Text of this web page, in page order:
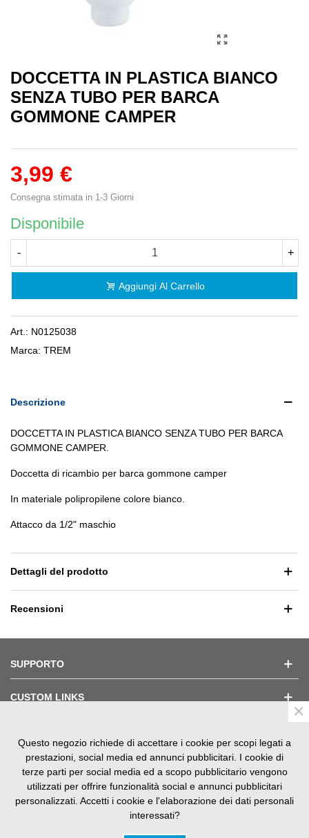
DOCCETTA IN PLASTICA BIANCO
SENZA TUBO PER BARCA
GOMMONE CAMPER
3,99 €
Consegna stimata in 1-3 Giorni
Disponibile
- +
Aggiungi Al Carrello
Art.: N0125038
Marca: TREM
Descrizione
DOCCETTA IN PLASTICA BIANCO SENZA TUBO PER BARCA
GOMMONE CAMPER.
Doccetta di ricambio per barca gommone camper
In materiale polipropilene colore bianco.
Attacco da 1/2" maschio
Dettagli del prodotto
Recensioni
SUPPORTO
CUSTOM LINKS
TESTIMONIAL
Questo negozio richiede di accettare i cookie per scopi legati a
prestazioni, social media ed annunci pubblicitari. I cookie di
terze parti per social media ed a scopo pubblicitario vengono
utilizzati per offrire funzionalità social e annunci pubblicitari
personalizzati. Accetti i cookie e l'elaborazione dei dati personali
interessati?
×